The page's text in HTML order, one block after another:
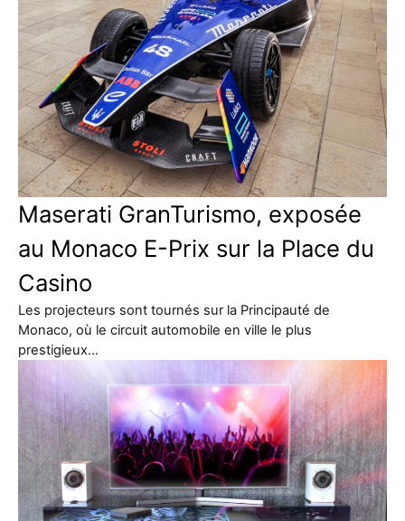
Maserati GranTurismo, exposée
au Monaco E-Prix sur la Place du
Casino
Les projecteurs sont tournés sur la Principauté de
Monaco, où le circuit automobile en ville le plus
prestigieux…